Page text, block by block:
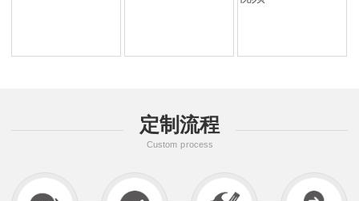
定制流程
Custom process